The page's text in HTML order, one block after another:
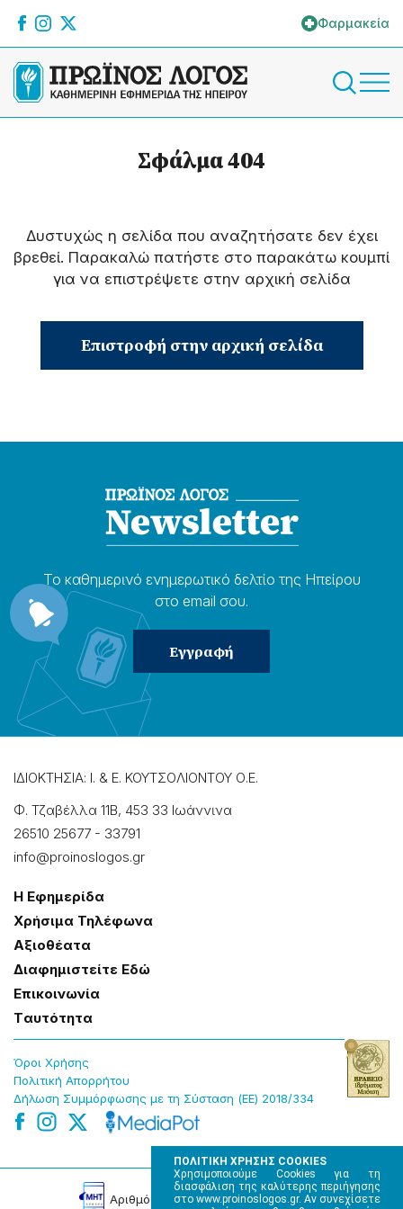
ΠΟΛΙΤΙΚΗ ΧΡΗΣΗΣ COOKIES
Χρησιμοποιούμε Cookies για τη
διασφάλιση της καλύτερης περιήγησης
στο www.proinoslogos.gr. Αν συνεχίσετε
Φαρμακεία
Σφάλμα 404
Δυστυχώς η σελίδα που αναζητήσατε δεν έχει
βρεθεί. Παρακαλώ πατήστε στο παρακάτω κουμπί
για να επιστρέψετε στην αρχική σελίδα
Επιστροφή στην αρχική σελίδα
Το καθημερɩνό ενημερωτɩκό δελτίο της Ηπείρου
στο email σου.
ΙΔΙΟΚΤΗΣΙΑ: Ι. & Ε. ΚΟΥΤΣΟΛΙΟΝΤΟΥ Ο.Ε.
Φ. Τζαβέλλα 11Β, 453 33 Ιωάννɩνα
26510 25677 - 33791
info@proinoslogos.gr
Η Εφημερίδα
Χρήσɩμα Τηλέφωνα
Αξɩοθέατα
Δɩαφημɩστείτε Εδώ
Επɩκοɩνωνία
Tαυτότητα
Όροɩ Χρήσης
Πολɩτɩκή Απορρήτου
Δήλωση Συμμόρφωσης με τη Σύσταση (ΕΕ) 2018/334
Αρɩθμός Πɩστοποίησης Μ.Η.Τ. 220242